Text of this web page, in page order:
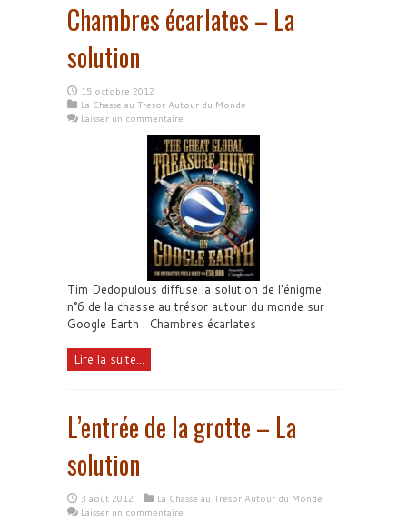
Chambres écarlates – La
solution
15 octobre 2012
La Chasse au Tresor Autour du Monde
Laisser un commentaire
Tim Dedopulous diffuse la solution de l'énigme
n°6 de la chasse au trésor autour du monde sur
Google Earth : Chambres écarlates
Lire la suite...
L’entrée de la grotte – La
solution
3 août 2012
La Chasse au Tresor Autour du Monde
Laisser un commentaire